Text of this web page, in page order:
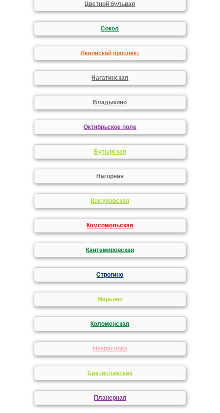
Цветной бульвар
Сокол
Ленинский проспект
Нагатинская
Владыкино
Октябрьское поле
Бутырская
Нагорная
Кожуховская
Комсомольская
Кантемировская
Строгино
Марьино
Коломенская
Некрасовка
Братиславская
Планерная